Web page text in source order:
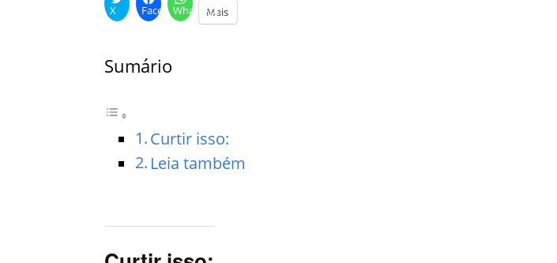
X FacebookWhatsApp
Mais
Sumário
Curtir isso:
Leia também